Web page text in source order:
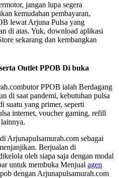
jangan lupa segera
kemudahan pembayaran,
lewat Arjuna Pulsa yang
di atas. Yuk, download aplikasi
sekarang dan kembangkan
Outlet PPOB Di buka
PPOB ialah Berdagang
di saat pandemi, kebutuhan pulsa
suatu yang primer, seperti
internet, voucher gaming, refill
Arjunapulsamurah.com sebagai
Berjualan di
oleh siapa saja dengan modal
untuk membuka Menjual agen
dengan Arjunapulsamurah.com